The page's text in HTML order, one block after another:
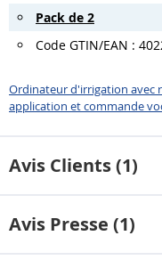
Pack de 2
Code GTIN/EAN :
Ordinateur d'irrigation avec
application et commande
Avis Clients (1)
Avis Presse (1)